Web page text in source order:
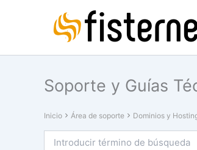
Soporte y Guías
Inicio Área de soporte Dominios y